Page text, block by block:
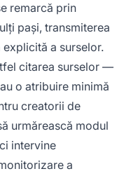
remarcă prin
pași, transmiterea
a surselor.
citarea surselor —
o atribuire minimă
creatorii de
urmărească modul
intervine
a